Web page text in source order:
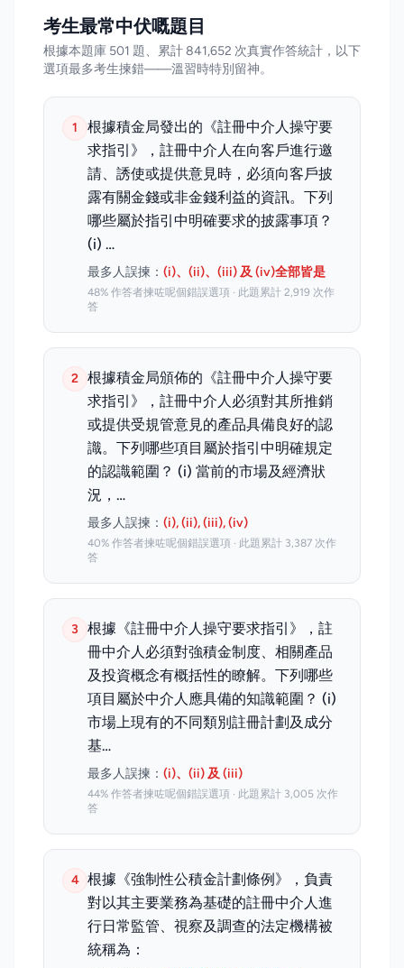
考生最常中伏嘅題目
根據本題庫 501 題、累計 841,652 次真實作答統計，以下
選項最多考生揀錯——溫習時特別留神。
1
根據積金局發出的《註冊中介人操守要
求指引》，註冊中介人在向客戶進行邀
請、誘使或提供意見時，必須向客戶披
露有關金錢或非金錢利益的資訊。下列
哪些屬於指引中明確要求的披露事項？
(i) …
最多人誤揀： (i)、(ii)、(iii) 及 (iv)全部皆是
48% 作答者揀咗呢個錯誤選項 · 此題累計 2,919 次作
答
2 根據積金局頒佈的《註冊中介人操守要
求指引》，註冊中介人必須對其所推銷
或提供受規管意見的產品具備良好的認
識。下列哪些項目屬於指引中明確規定
的認識範圍？ (i) 當前的市場及經濟狀
況，…
最多人誤揀： (i), (ii), (iii), (iv)
40% 作答者揀咗呢個錯誤選項 · 此題累計 3,387 次作
答
3
根據《註冊中介人操守要求指引》，註
冊中介人必須對強積金制度、相關產品
及投資概念有概括性的瞭解。下列哪些
項目屬於中介人應具備的知識範圍？ (i)
市場上現有的不同類別註冊計劃及成分
基…
最多人誤揀： (i)、(ii) 及 (iii)
44% 作答者揀咗呢個錯誤選項 · 此題累計 3,005 次作
答
4 根據《強制性公積金計劃條例》，負責
對以其主要業務為基礎的註冊中介人進
行日常監管、視察及調查的法定機構被
統稱為：